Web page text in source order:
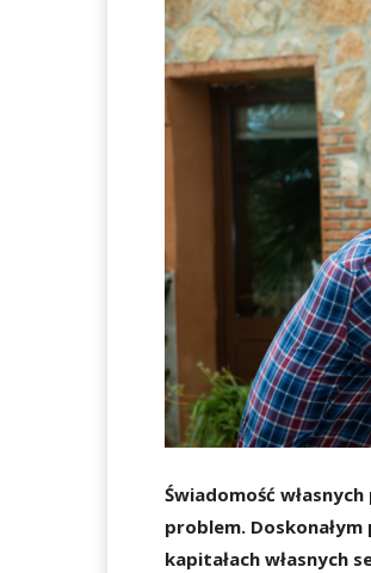
Świadomość
problem.
kapitałach własnych